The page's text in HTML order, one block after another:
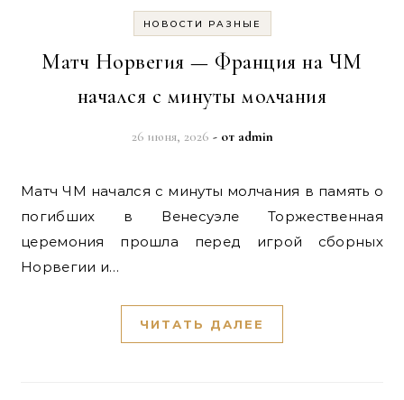
НОВОСТИ РАЗНЫЕ
Матч Норвегия — Франция на ЧМ
начался с минуты молчания
26 июня, 2026 - от admin
Матч ЧМ начался с минуты молчания в память о
погибших в Венесуэле Торжественная
церемония прошла перед игрой сборных
Норвегии и…
ЧИТАТЬ ДАЛЕЕ